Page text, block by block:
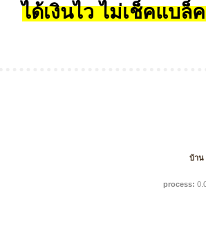
ได้เงินไว ไม่เช็คแบล็
บ้าน
process: